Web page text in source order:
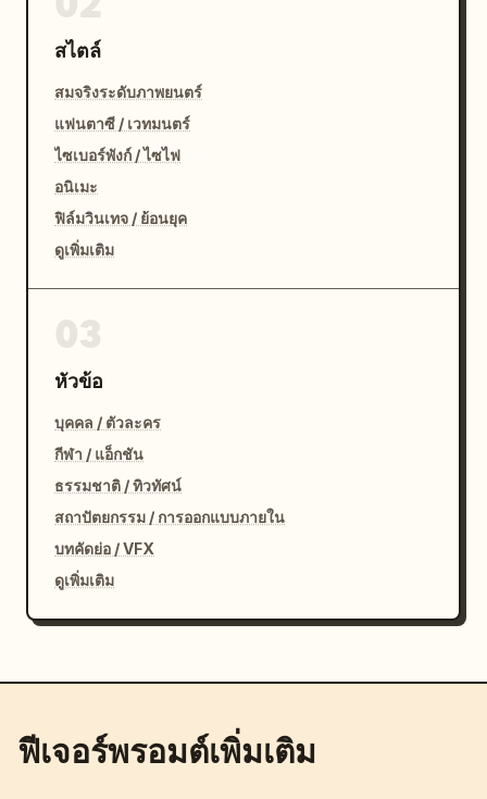
สไตล์
สมจริงระดับภาพยนตร์
แฟนตาซี / เวทมนตร์
ไซเบอร์พังก์ / ไซไฟ
อนิเมะ
ฟิล์มวินเทจ / ย้อนยุค
ดูเพิ่มเติม
หัวข้อ
บุคคล / ตัวละคร
กีฬา / แอ็กชัน
ธรรมชาติ / ทิวทัศน์
สถาปัตยกรรม / การออกแบบภายใน
บทคัดย่อ / VFX
ดูเพิ่มเติม
ฟีเจอร์พรอมต์เพิ่มเติม